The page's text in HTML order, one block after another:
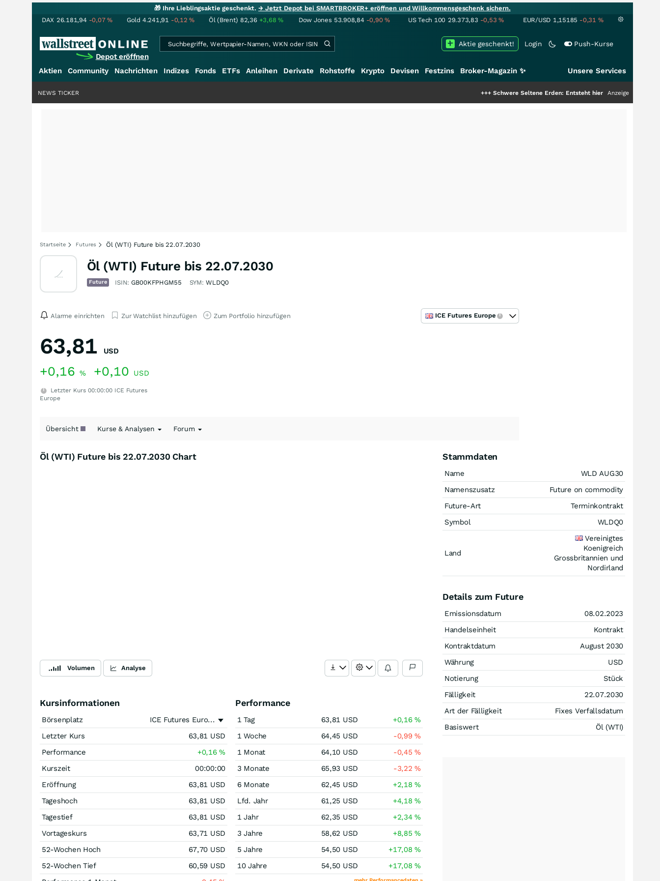
🎁 Ihre Lieblingsaktie geschenkt.→ Jetzt Depot bei SMARTBROKER+ eröffnen und Willkommensgeschenk sichern.
DAX 26.181,94 -0,07% Gold 4.241,91 -0,12% Öl (Brent) 82,36 +3,68% Dow Jones 53.908,84 -0,90% US Tech 100 29.373,83 -0,53% EUR/USD 1,15185 -0,31 %
Depot eröffnen
Login Push-Kurse
Aktie geschenkt!
Aktien Community Nachrichten Indizes Fonds ETFs Anleihen Derivate Rohstoffe Krypto Devisen Festzins Broker-Magazin ✨ Unsere Services
Schwere Seltene Erden: Entsteht hier die nächste Milliardenstory?
Anzeige
NEWS TICKER
Startseite Futures Öl (WTI) Future bis 22.07.2030
Öl (WTI) Future bis 22.07.2030
Future ISIN: GB00KFPHGM55 SYM: WLDQ0
Alarme einrichten Zur Watchlist hinzufügen Zum Portfolio hinzufügen ICE Futures Europe
63,81 USD
+0,16 % +0,10 USD
Letzter Kurs 00:00:00 ICE Futures
Europe
Übersicht Kurse & Analysen Forum
Öl (WTI) Future bis 22.07.2030 Chart
Volumen Analyse
Kursinformationen
Börsenplatz
ICE Futures Euro...
Letzter Kurs
63,81 USD
Performance
+0,16%
Kurszeit
00:00:00
Eröffnung
63,81 USD
Tageshoch
63,81 USD
Tagestief
63,81 USD
Vortageskurs
63,71 USD
52-Wochen Hoch
67,70 USD
52-Wochen Tief
60,59 USD
Performance
1 Tag 63,81 USD +0,16%
1 Woche
64,45 USD -0,99%
1 Monat
64,10 USD -0,45%
3 Monate
65,93 USD -3,22%
6 Monate
62,45 USD +2,18%
Lfd. Jahr
61,25 USD +4,18%
1 Jahr
62,35 USD +2,34%
3 Jahre
58,62 USD +8,85%
5 Jahre
54,50 USD +17,08%
10 Jahre
54,50 USD +17,08%
Stammdaten
Name
WLD AUG30
Namenszusatz
Future on commodity
Future-Art
Terminkontrakt
Symbol
WLDQ0
Land
Vereinigtes
Koenigreich
Grossbritannien und
Nordirland
Details zum Future
Emissionsdatum
08.02.2023
Handelseinheit
Kontrakt
Kontraktdatum
August 2030
Währung
USD
Notierung
Stück
Fälligkeit
22.07.2030
Art der Fälligkeit
Fixes Verfallsdatum
Basiswert
Öl (WTI)